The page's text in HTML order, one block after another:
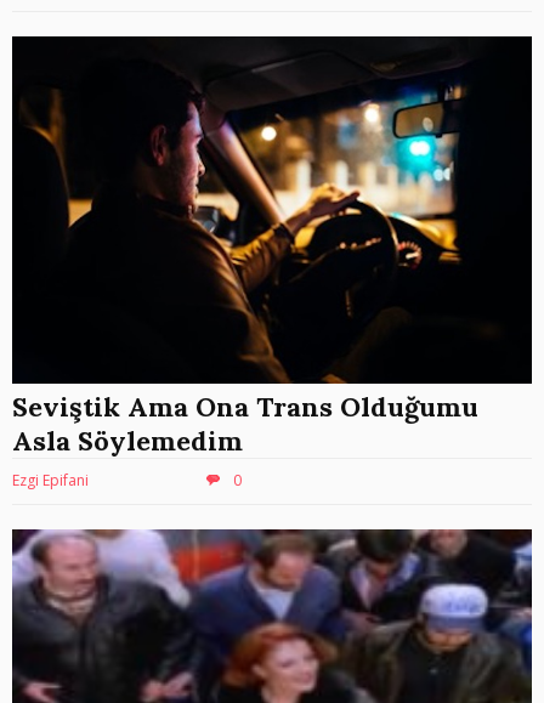
Seviştik Ama Ona Trans Olduğumu
Asla Söylemedim
Ezgi Epifani 0